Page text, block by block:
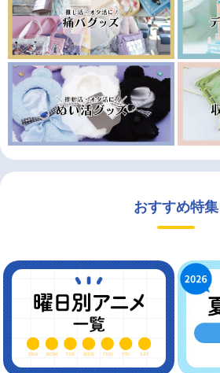
おすすめ特集